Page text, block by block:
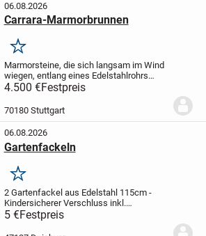
06.08.2026
Carrara-Marmorbrunnen
Merken
Marmorsteine, die sich langsam im Wind
wiegen, entlang eines Edelstahlrohrs
montiert, das auf einer dicken, mit
schwarzen Kieselsteinen bedeckten
Metallplatte befestigt ist, kreisförmig auf
4.500 €Festpreis
70180 Stuttgart
06.08.2026
Gartenfackeln
Merken
2 Gartenfackel aus Edelstahl 115cm -
Kindersicherer Verschluss inkl.
Glasfaserdocht - Lange Brenndauer für
Draußen/Garten. Stück 5 €
5 €Festpreis